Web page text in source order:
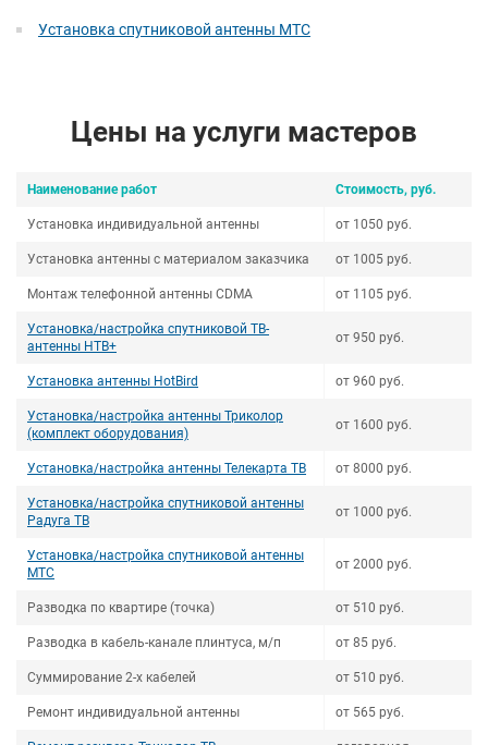
Установка спутниковой антенны МТС
Цены на услуги мастеров
Наименование работ Стоимость, руб.
Установка индивидуальной антенны от 1050 руб.
Установка антенны с материалом заказчика от 1005 руб.
Монтаж телефонной антенны СDMA от 1105 руб.
Установка/настройка спутниковой ТВ-
антенны НТВ+
от 950 руб.
Установка антенны HotBird от 960 руб.
Установка/настройка антенны Триколор
(комплект оборудования)
от 1600 руб.
Установка/настройка антенны Телекарта ТВ от 8000 руб.
Установка/настройка спутниковой антенны
Радуга ТВ
от 1000 руб.
Установка/настройка спутниковой антенны
МТС
от 2000 руб.
Разводка по квартире (точка) от 510 руб.
Разводка в кабель-канале плинтуса, м/п от 85 руб.
Суммирование 2-х кабелей от 510 руб.
Ремонт индивидуальной антенны от 565 руб.